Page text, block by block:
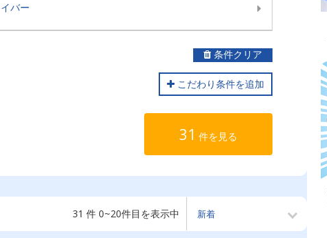
バー
条件クリア
こだわり条件を追加
31 件を見る
31 件 0~20件目を表示中